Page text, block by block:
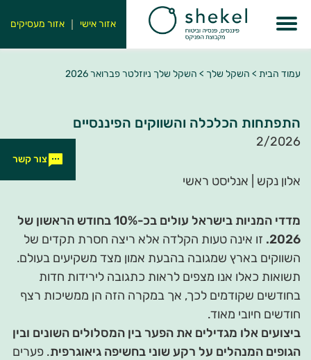
אזור אישי אזור מעסיקים
עמוד הבית > השקל שלך > השקל שלך ניוזלטר פברואר 2026
התפתחות הכלכלה והשווקים הפיננסיים
2/2026
אלון נקש | אנליסט ראשי
מדדי המניות בישראל עולים בכ-10% בחודש הראשון של
2026. זו אינה טעות הקלדה אלא ריצה חסרת תקדים של
השווקים בארץ שמגובה בהבעת אמון מצד משקיעים בעולם.
תשואות כאלו אנו מצפים לראות כתגובה לירידות חדות
בחודשים שקודמים לכך, אך במקרה הזה הן ממשיכות רצף
חודשים חיובי מאוד.
ביצועים אלו מגדילים את הפער בין המסלולים השונים ובין
הגופים המנהלים על רקע שוני בחשיפה גיאוגרפית. פערים
צור קשר